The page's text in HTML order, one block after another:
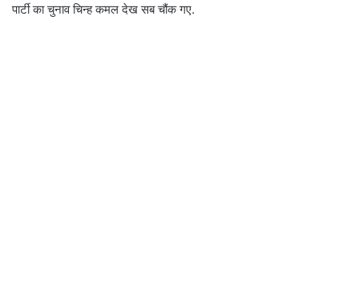
पार्टी का चुनाव चिन्ह कमल देख सब चौंक गए.